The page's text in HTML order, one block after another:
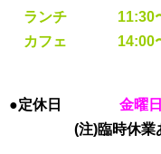
ランチ 11:30〜
カフェ 14:00〜
●定休日 金曜日
(注)臨時休業あり